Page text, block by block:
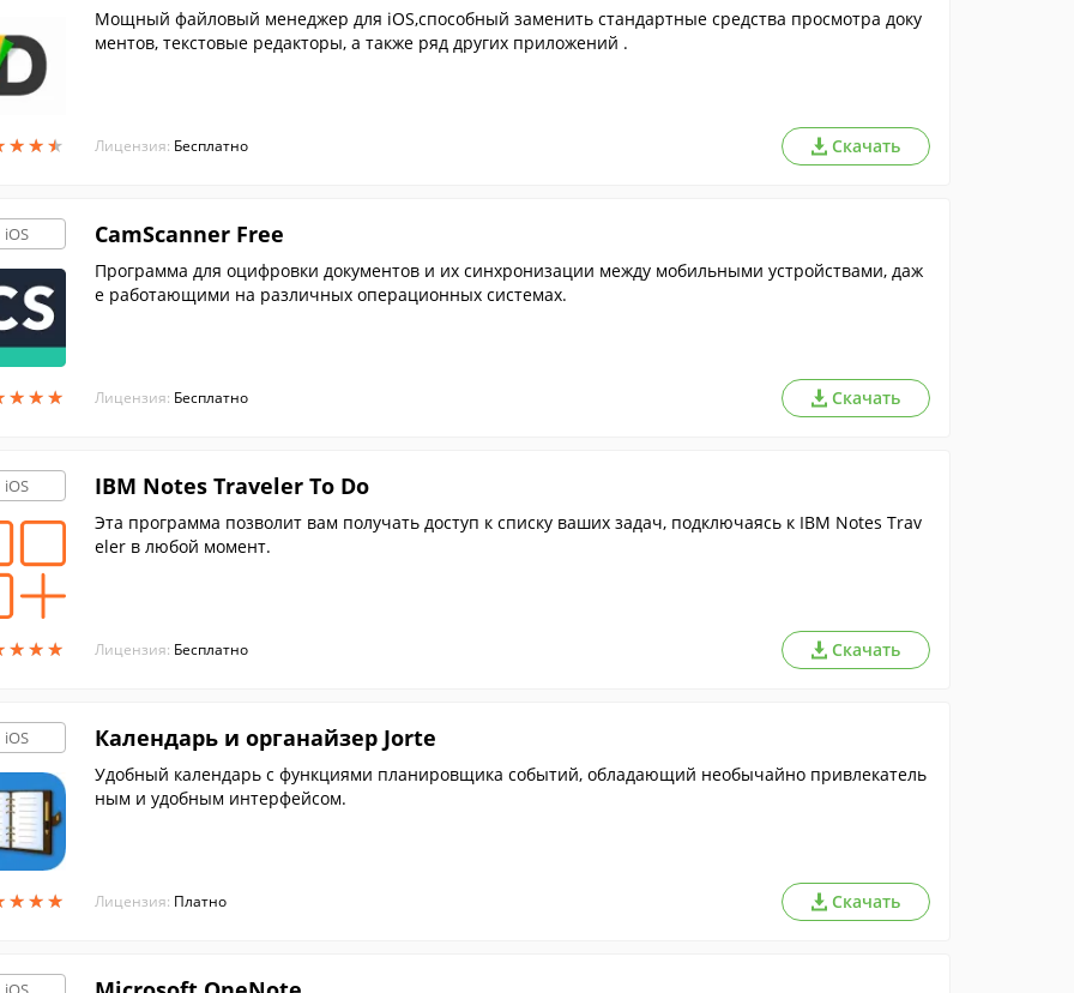
★★★
★★★
Мощный файловый менеджер для iOS,способный заменить стандартные средства просмотра доку
ментов, текстовые редакторы, а также ряд других приложений .
Лицензия: Бесплатно Скачать
iOS
★★★
★★★
CamScanner Free
Программа для оцифровки документов и их синхронизации между мобильными устройствами, даж
е работающими на различных операционных системах.
Лицензия: Бесплатно Скачать
iOS
★★★
★★★
IBM Notes Traveler To Do
Эта программа позволит вам получать доступ к списку ваших задач, подключаясь к IBM Notes Trav
eler в любой момент.
Лицензия: Бесплатно Скачать
iOS
★★★
★★★
Календарь и органайзер Jorte
Удобный календарь с функциями планировщика событий, обладающий необычайно привлекатель
ным и удобным интерфейсом.
Лицензия: Платно Скачать